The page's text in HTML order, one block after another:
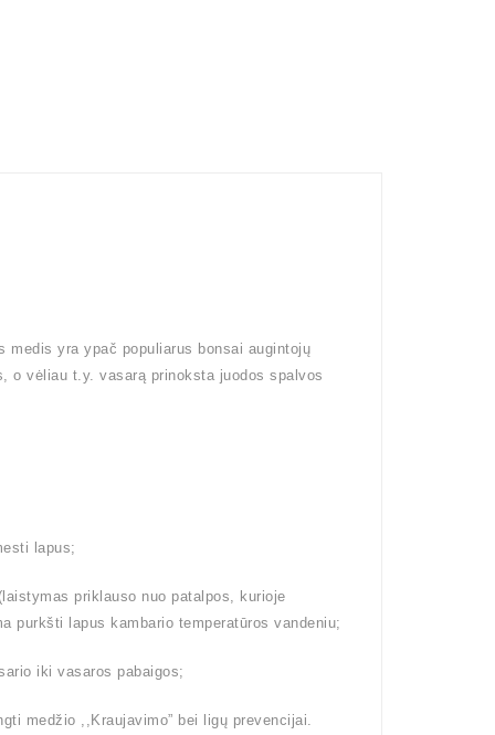
yra ypač populiarus bonsai augintojų
o vėliau t.y. vasarą prinoksta juodos spalvos
lapus;
priklauso nuo patalpos, kurioje
purkšti lapus kambario temperatūros vandeniu;
iki vasaros pabaigos;
medžio ,,Kraujavimo” bei ligų prevencijai.